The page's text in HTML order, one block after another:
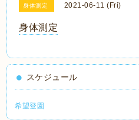
身体測定 2021-06-11 (Fri)
身体測定
スケジュール
希望登園